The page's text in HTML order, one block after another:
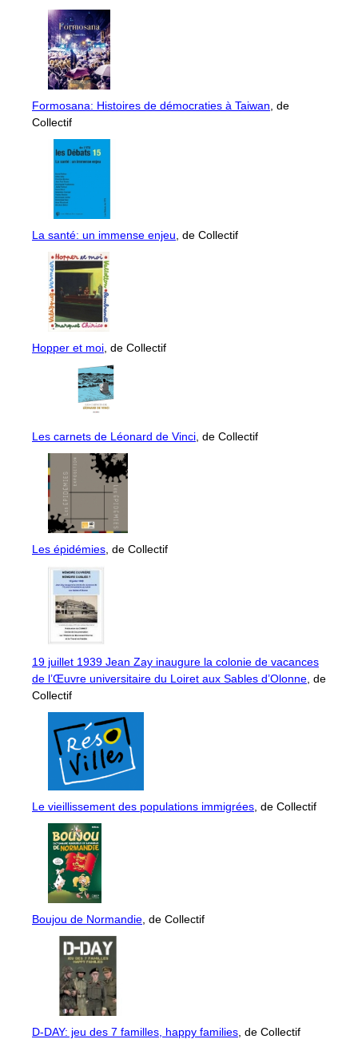
Formosana: Histoires de démocraties à Taiwan , de
Collectif
La santé: un immense enjeu , de Collectif
Hopper et moi , de Collectif
Les carnets de Léonard de Vinci , de Collectif
Les épidémies , de Collectif
19 juillet 1939 Jean Zay inaugure la colonie de vacances
de l’Œuvre universitaire du Loiret aux Sables d’Olonne , de
Collectif
Le vieillissement des populations immigrées , de Collectif
Boujou de Normandie , de Collectif
D-DAY: jeu des 7 familles, happy families , de Collectif